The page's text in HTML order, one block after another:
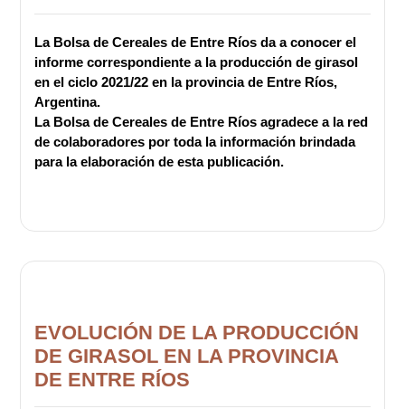
La Bolsa de Cereales de Entre Ríos da a conocer el
informe correspondiente a la producción de girasol
en el ciclo 2021/22 en la provincia de Entre Ríos,
Argentina.
La Bolsa de Cereales de Entre Ríos agradece a la red
de colaboradores por toda la información brindada
para la elaboración de esta publicación.
EVOLUCIÓN DE LA PRODUCCIÓN
DE GIRASOL EN LA PROVINCIA
DE ENTRE RÍOS